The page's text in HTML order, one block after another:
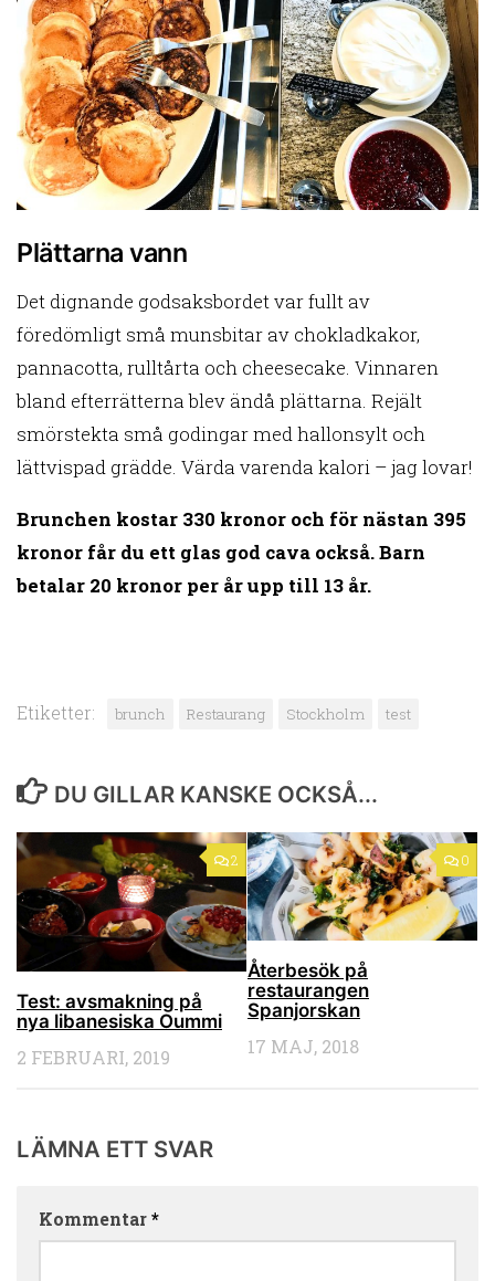
Plättarna vann
Det dignande godsaksbordet var fullt av
föredömligt små munsbitar av chokladkakor,
pannacotta, rulltårta och cheesecake. Vinnaren
bland efterrätterna blev ändå plättarna. Rejält
smörstekta små godingar med hallonsylt och
lättvispad grädde. Värda varenda kalori – jag lovar!
Brunchen kostar 330 kronor och för nästan 395
kronor får du ett glas god cava också. Barn
betalar 20 kronor per år upp till 13 år.
Etiketter: brunch Restaurang Stockholm test
DU GILLAR KANSKE OCKSÅ...
2
Test: avsmakning på
nya libanesiska Oummi
2 FEBRUARI, 2019
0
Återbesök på
restaurangen
Spanjorskan
17 MAJ, 2018
LÄMNA ETT SVAR
Kommentar*